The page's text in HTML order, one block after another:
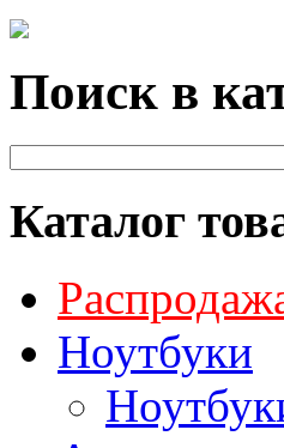
Поиск в
Каталог
Ноутбуки